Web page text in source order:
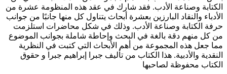
الكتابة وصناعة الأدب. فقد شارك في عقد هذه المنظومة عشرة من
الأدباء والنقاد البارزين بعشرة أبحاث يتناول كل منها جانبًا من جوانب
حرفة الكتابة وصناعة الأدب. وذلك في شكل محاضرات استلزمت
من كل منهم دقة بالغة في البحث وإحاطة شاملة بجوانب الموضوع
مما جعل هذه المجموعة من أهم الأبحاث التي كتبت في النظرية
النقدية والأدبية. هذا الكتاب من تأليف جبرا إبراهيم جبرا و حقوق
الكتاب محفوظة لصاحبها